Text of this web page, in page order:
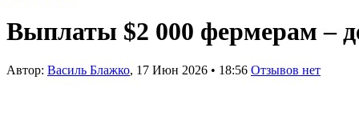
Выплаты $2 000 фермерам –
Автор: Василь Блажко, 17 Июн 2026 • 18:56 Отзывов нет